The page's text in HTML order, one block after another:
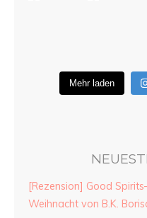
Mehr laden
[Rezension] Good
Weihnacht von B.K.